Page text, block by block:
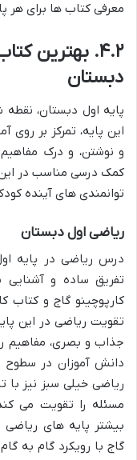
معرفی کتاب ها برای هر
۴.۲. بهترین
دبستان
پایه اول دبستان،
این پایه، تمرکز بر روی
و نوشتن، و درک
کمک درسی مناسب در
توانمندی های آینده
ریاضی اول دبستان
درس ریاضی در پایه
تفریق ساده و آشنایی
کارپوچینو گاج و کتاب
تقویت ریاضی در این
جذاب و بصری، مفاهیم
دانش آموزان در سطوح
ریاضی خیلی سبز نیز
مسئله را تقویت می
بیشتر پایه های ریاضی
گاج با رویکرد گام به